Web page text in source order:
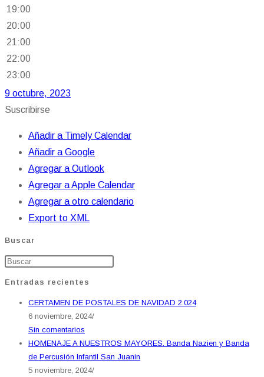
19:00
20:00
21:00
22:00
23:00
9 octubre, 2023
Suscribirse
Añadir a Timely Calendar
Añadir a Google
Agregar a Outlook
Agregar a Apple Calendar
Agregar a otro calendario
Export to XML
Buscar
Entradas recientes
CERTAMEN DE POSTALES DE NAVIDAD 2.024
6 noviembre, 2024/
Sin comentarios
HOMENAJE A NUESTROS MAYORES. Banda Nazien y Banda
de Percusión Infantil San Juanin
5 noviembre, 2024/